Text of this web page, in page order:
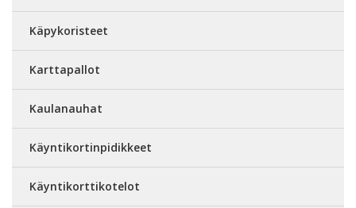
Käpykoristeet
Karttapallot
Kaulanauhat
Käyntikortinpidikkeet
Käyntikorttikotelot